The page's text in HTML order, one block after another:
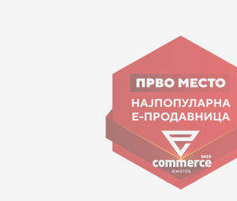
Goce Nikolovski 74 Shkup
contact@mytime.mk
Orari i punës:
09:00 - 17:00